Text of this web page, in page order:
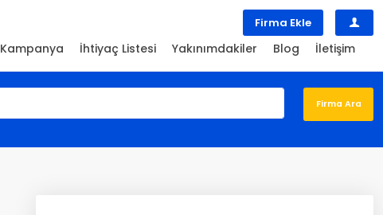
Firma Ekle
Kampanya İhtiyaç Listesi Yakınımdakiler Blog İletişim